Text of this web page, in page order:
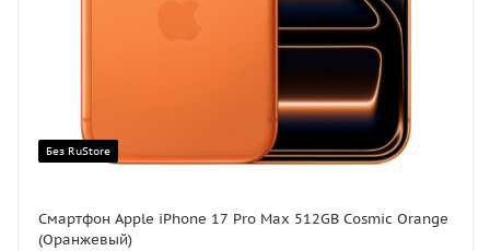
Без RuStore
Смартфон Apple iPhone 17 Pro Max 512GB Cosmic Orange
(Оранжевый)